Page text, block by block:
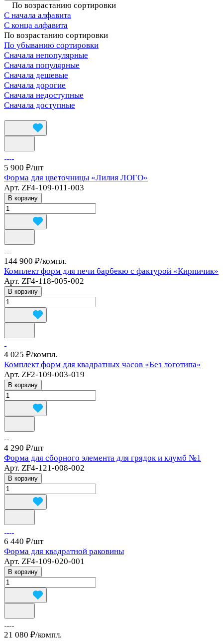
По возрастанию сортировки
С начала алфавита
С конца алфавита
По возрастанию сортировки
По убыванию сортировки
Сначала непопулярные
Сначала популярные
Сначала дешевые
Сначала дорогие
Сначала недоступные
Сначала доступные
5 900 ₽/шт
Форма для цветочницы «Лилия ЛОГО»
Арт. ZF4-109-011-003
В корзину
144 900 ₽/компл.
Комплект форм для печи барбекю с фактурой «Кирпичик»
Арт. ZF4-118-005-002
В корзину
4 025 ₽/компл.
Комплект форм для квадратных часов «Без логотипа»
Арт. ZF2-109-003-019
В корзину
4 290 ₽/шт
Форма для сборного элемента для грядок и клумб №1
Арт. ZF4-121-008-002
В корзину
6 440 ₽/шт
Форма для квадратной раковины
Арт. ZF4-109-020-001
В корзину
21 080 ₽/компл.